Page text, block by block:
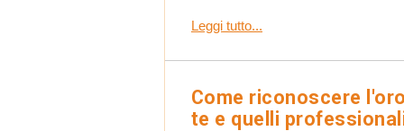
Leggi tutto...
Come riconoscere
te e quelli